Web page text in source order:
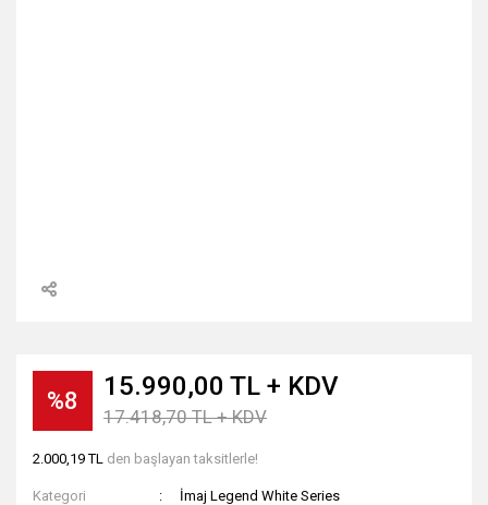
%8 15.990,00 TL + KDV
17.418,70 TL + KDV
2.000,19 TL den başlayan taksitlerle!
Kategori
İmaj Legend White Series